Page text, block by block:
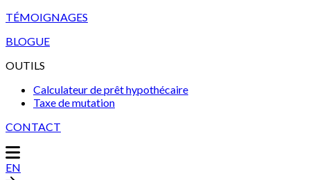
TÉMOIGNAGES
BLOGUE
OUTILS
Calculateur de prêt hypothécaire
Taxe de mutation
CONTACT
EN